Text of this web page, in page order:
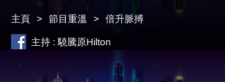
主頁 節目重溫 倍升脈搏
主持 : 驍騰原Hilton